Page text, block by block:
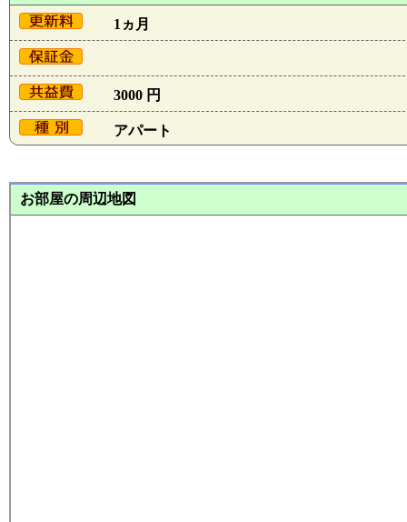
1ヵ月
3000 円
アパート
お部屋の周辺地図